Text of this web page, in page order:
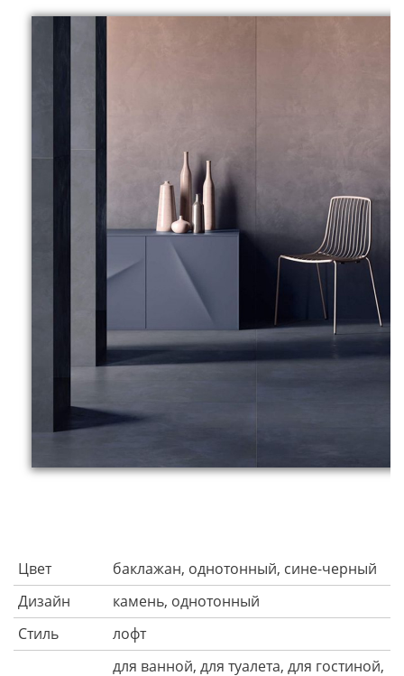
Цвет
баклажан, однотонный, сине-черный
Дизайн
камень, однотонный
Стиль
лофт
для ванной, для туалета, для гостиной,